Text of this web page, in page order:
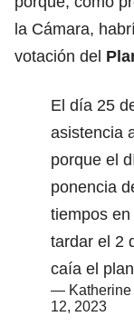
la Cámara,
votación del
El día 25
asistencia
porque el
ponencia
tiempos
tardar el 2
caía el
— Katherine
12, 2023